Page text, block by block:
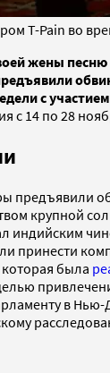
T-Pain во
жены
с
с 14 по 28
предъявили
крупной
индийским
принести
была
в